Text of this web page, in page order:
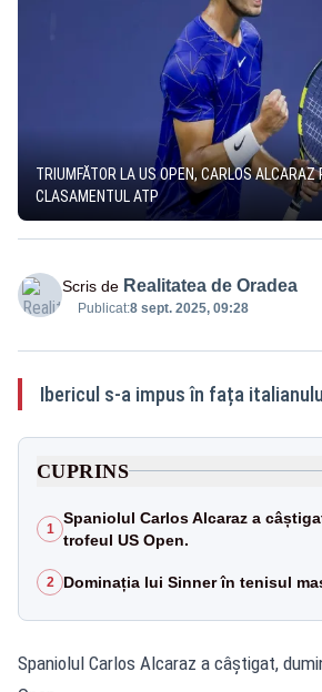
TRIUMFĂTOR LA US OPEN, CARLOS
CLASAMENTUL ATP
Scris de Realitatea de Oradea
Publicat:8 sept. 2025, 09:28
Ibericul s-a impus în fața
CUPRINS
1
Spaniolul Carlos Alcaraz a
trofeul US Open.
2 Dominația lui Sinner în tenisul
Spaniolul Carlos Alcaraz a câștigat,